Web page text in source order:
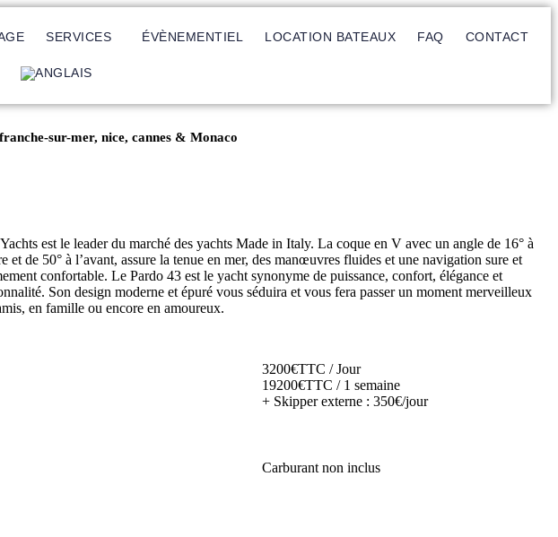
SERVICES ÉVÈNEMENTIEL LOCATION BATEAUX FAQ CONTACT
sur-mer, nice, cannes & Monaco
est le leader du marché des yachts Made in Italy. La coque en V avec un angle de 16° à
et de 50° à l’avant, assure la tenue en mer, des manœuvres fluides et une navigation sure et
confortable. Le Pardo 43 est le yacht synonyme de puissance, confort, élégance et
Son design moderne et épuré vous séduira et vous fera passer un moment merveilleux
en famille ou encore en amoureux.
3200€TTC / Jour
19200€TTC / 1 semaine
+ Skipper externe : 350€/jour
Carburant non inclus